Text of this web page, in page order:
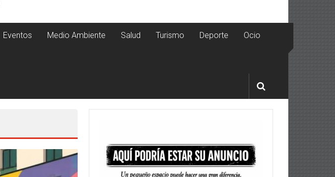
Eventos Medio Ambiente Salud Turismo Deporte Ocio